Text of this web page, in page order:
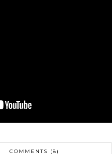
COMMENTS (8)